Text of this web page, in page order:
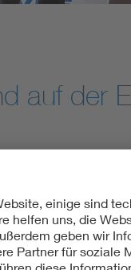
auf der
ausgetauscht.
den Rollout